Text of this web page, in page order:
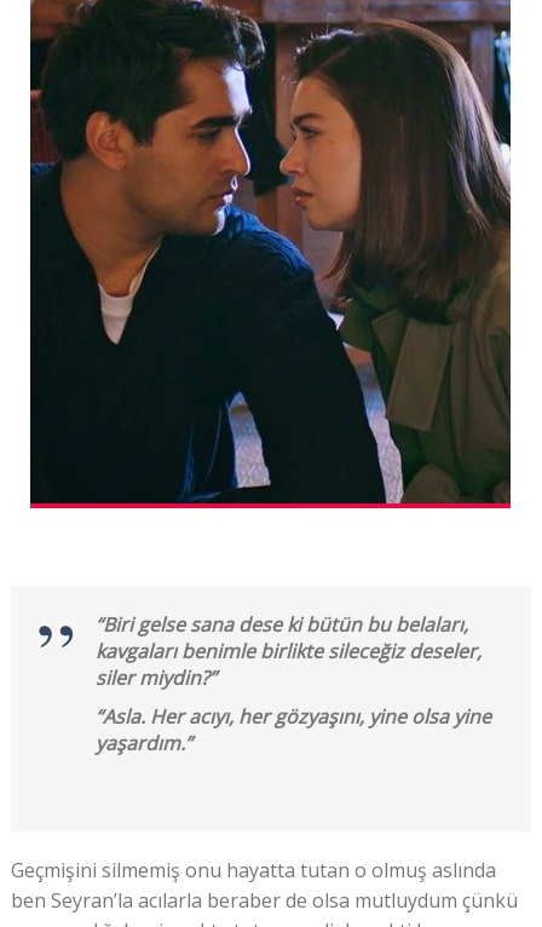
“Biri gelse sana dese ki bütün bu belaları,
kavgaları benimle birlikte sileceğiz deseler,
siler miydin?”
“Asla. Her acıyı, her gözyaşını, yine olsa yine
yaşardım.”
Geçmişini silmemiş onu hayatta tutan o olmuş aslında
ben Seyran’la acılarla beraber de olsa mutluydum çünkü